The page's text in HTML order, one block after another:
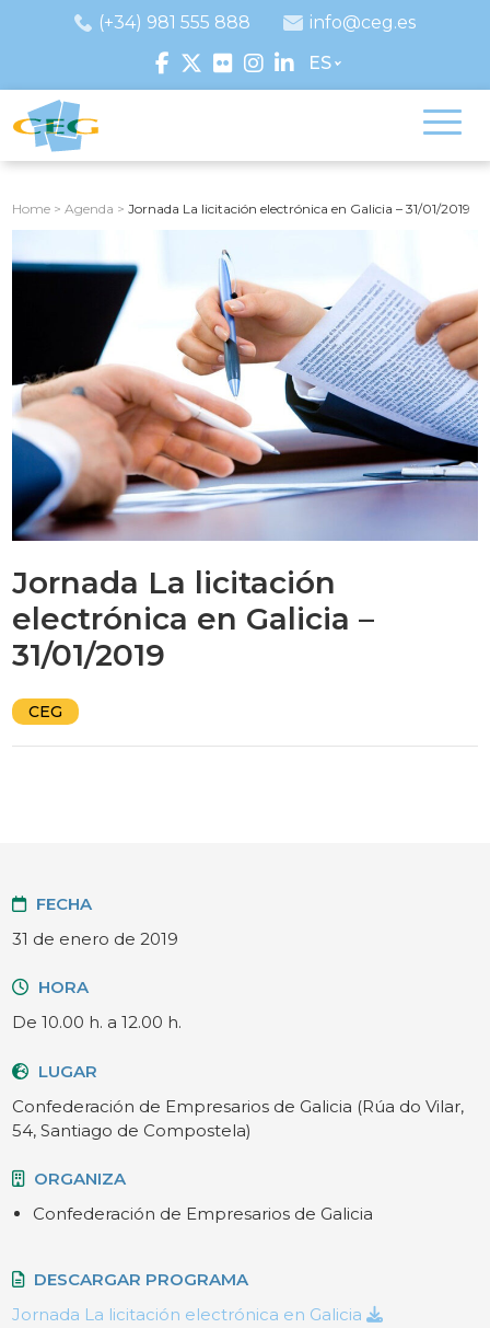
(+34) 981 555 888
info@ceg.es
ES
Home >Agenda >Jornada La licitación electrónica en Galicia – 31/01/2019
Jornada La licitación
electrónica en Galicia –
31/01/2019
CEG
FECHA
31 de enero de 2019
HORA
De 10.00 h. a 12.00 h.
LUGAR
Confederación de Empresarios de Galicia (Rúa do Vilar,
54, Santiago de Compostela)
ORGANIZA
Confederación de Empresarios de Galicia
DESCARGAR PROGRAMA
Jornada La licitación electrónica en Galicia